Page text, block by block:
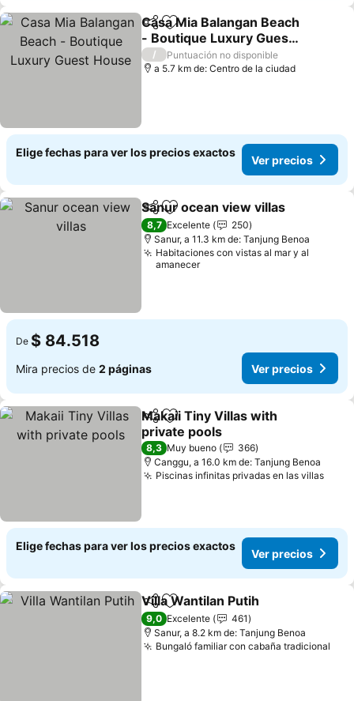
CompartirAgregar a favoritos
Casa Mia Balangan Beach
- Boutique Luxury Guest
House
/
Puntuación no disponible
a 5.7 km de: Centro de la ciudad
Elige fechas para ver los precios exactos
Ver precios
CompartirAgregar a favoritos
Sanur ocean view villas
8,7 Excelente
250
Sanur, a 11.3 km de: Tanjung Benoa
Habitaciones con vistas al mar y al
amanecer
De $ 84.518
Mira precios de 2 páginas Ver precios
CompartirAgregar a favoritos
Makaii Tiny Villas with
private pools
8,3 Muy bueno
366
Canggu, a 16.0 km de: Tanjung Benoa
Piscinas infinitas privadas en las villas
Elige fechas para ver los precios exactos
Ver precios
CompartirAgregar a favoritos
Villa Wantilan Putih
9,0 Excelente
461
Sanur, a 8.2 km de: Tanjung Benoa
Bungaló familiar con cabaña tradicional